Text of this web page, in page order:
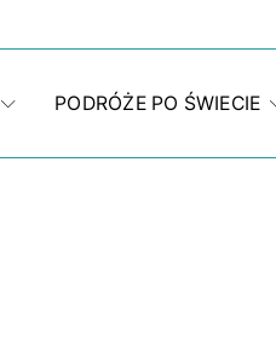
PODRÓŻE PO ŚWIECIE